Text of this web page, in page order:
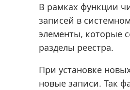
В рамках функции
записей в
элементы, которые
разделы реестра.
При установке
новые записи. Так